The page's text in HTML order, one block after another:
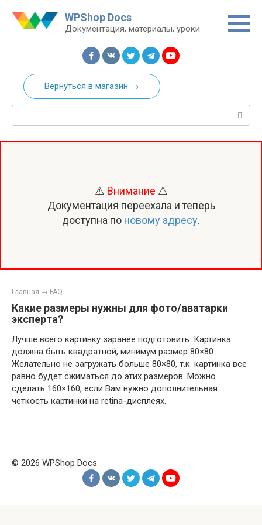
контенту
WPShop Docs
Документация, материалы, уроки
Вернуться в магазин →
⚠️ Внимание ⚠️
Документация переехала и теперь
доступна по новому адресу.
Главная → FAQ
Какие размеры нужны для фото/аватарки
эксперта?
Лучше всего картинку заранее подготовить. Картинка
должна быть квадратной, минимум размер 80×80.
Желательно не загружать больше 80×80, т.к. картинка все
равно будет сжиматься до этих размеров. Можно
сделать 160×160, если Вам нужно дополнительная
четкость картинки на retina-дисплеях.
© 2026 WPShop Docs